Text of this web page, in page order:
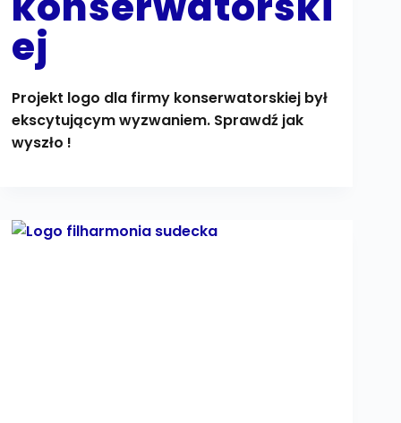
ej
Projekt logo dla firmy konserwatorskiej był
ekscytującym wyzwaniem. Sprawdź jak
wyszło !